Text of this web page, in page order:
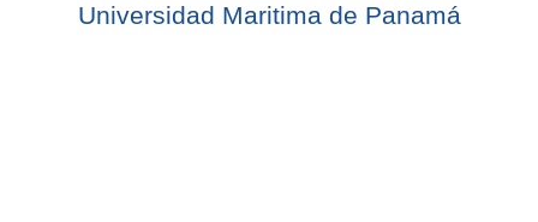
Universidad Maritima de Panamá